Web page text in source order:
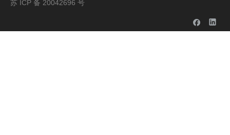
苏 ICP 备 20042696 号